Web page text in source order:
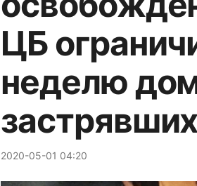
ЦБ
неделю
2020-05-01 04:20